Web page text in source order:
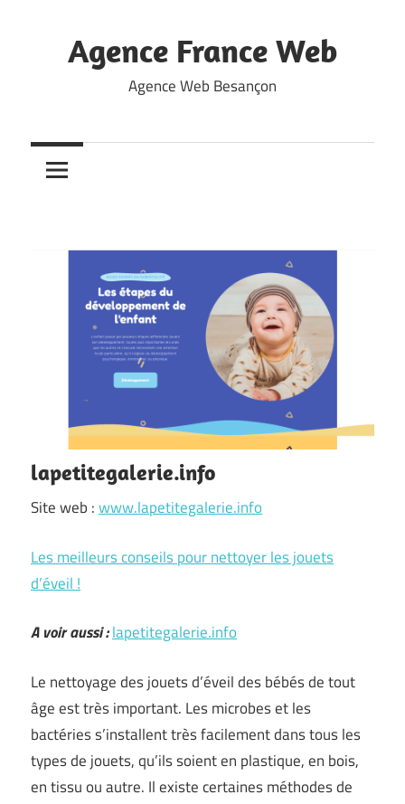
contentAgence France Web
Agence Web Besançon
lapetitegalerie.info
Site web :www.lapetitegalerie.info
Les meilleurs conseils pour nettoyer les jouets
d’éveil !
A voir aussi :lapetitegalerie.info
Le nettoyage des jouets d’éveil des bébés de tout
âge est très important. Les microbes et les
bactéries s’installent très facilement dans tous les
types de jouets, qu’ils soient en plastique, en bois,
en tissu ou autre. Il existe certaines méthodes de